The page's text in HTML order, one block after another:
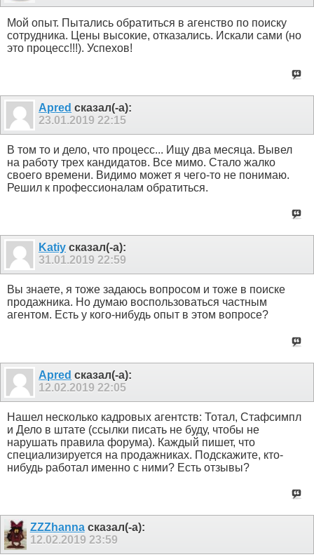
Мой опыт. Пытались обратиться в агенство по поиску
сотрудника. Цены высокие, отказались. Искали сами (но
это процесс!!!). Успехов!
Apred сказал(-а):
23.01.2019 22:15
В том то и дело, что процесс... Ищу два месяца. Вывел
на работу трех кандидатов. Все мимо. Стало жалко
своего времени. Видимо может я чего-то не понимаю.
Решил к профессионалам обратиться.
Katiy сказал(-а):
31.01.2019 22:59
Вы знаете, я тоже задаюсь вопросом и тоже в поиске
продажника. Но думаю воспользоваться частным
агентом. Есть у кого-нибудь опыт в этом вопросе?
Apred сказал(-а):
12.02.2019 22:05
Нашел несколько кадровых агентств: Тотал, Стафсимпл
и Дело в штате (ссылки писать не буду, чтобы не
нарушать правила форума). Каждый пишет, что
специализируется на продажниках. Подскажите, кто-
нибудь работал именно с ними? Есть отзывы?
ZZZhannaсказал(-а):
12.02.2019 23:59